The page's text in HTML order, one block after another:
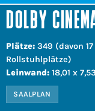
DOLBY
Plätze: 349 (davon
Rollstuhlplätze)
Leinwand: 18,01 x
SAALPLAN